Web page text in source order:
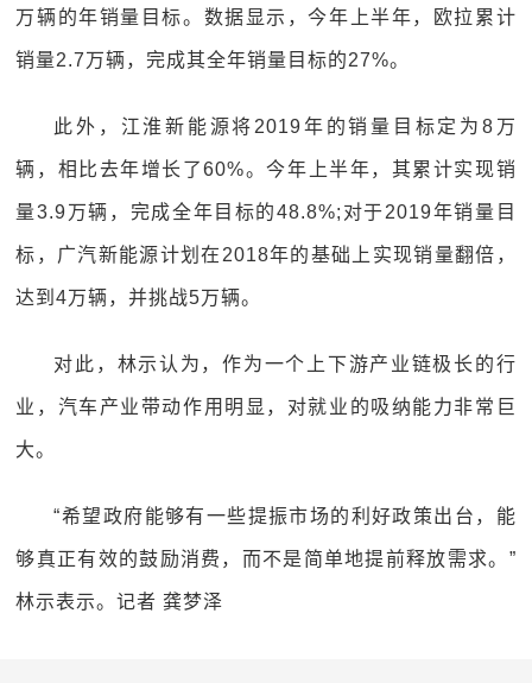
万辆的年销量目标。数据显示，今年上半年，欧拉累计
销量2.7万辆，完成其全年销量目标的27%。
此外，江淮新能源将2019年的销量目标定为8万
辆，相比去年增长了60%。今年上半年，其累计实现销
量3.9万辆，完成全年目标的48.8%;对于2019年销量目
标，广汽新能源计划在2018年的基础上实现销量翻倍，
达到4万辆，并挑战5万辆。
对此，林示认为，作为一个上下游产业链极长的行
业，汽车产业带动作用明显，对就业的吸纳能力非常巨
大。
“希望政府能够有一些提振市场的利好政策出台，能
够真正有效的鼓励消费，而不是简单地提前释放需求。”
林示表示。记者 龚梦泽